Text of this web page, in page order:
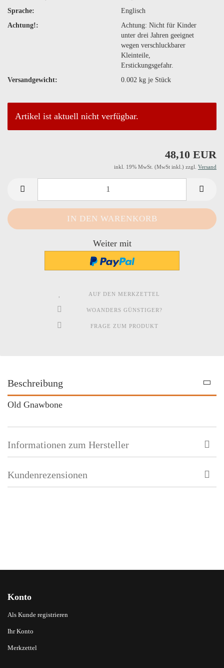
Sprache:
Englisch
Achtung!:
Achtung: Nicht für Kinder
unter drei Jahren geeignet
wegen verschluckbarer
Kleinteile,
Erstickungsgefahr.
Versandgewicht:
0.002kg je Stück
Artikel ist aktuell nicht verfügbar.
48,10 EUR
inkl. 19% MwSt. (MwSt inkl.) zzgl. Versand
Weiter mit
AUF DEN MERKZETTEL
WOANDERS GÜNSTIGER?
FRAGE ZUM PRODUKT
Beschreibung
Old Gnawbone
Informationen zum Hersteller
Kundenrezensionen
Konto
Als Kunde registrieren
Ihr Konto
Merkzettel